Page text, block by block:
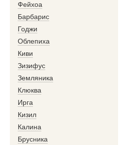
Фейхоа
Барбарис
Годжи
Облепиха
Киви
Зизифус
Земляника
Клюква
Ирга
Кизил
Калина
Брусника